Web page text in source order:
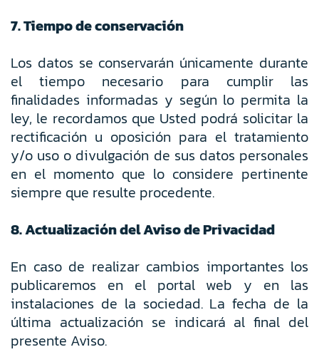
7. Tiempo de conservación
Los datos se conservarán únicamente durante
el tiempo necesario para cumplir las
finalidades informadas y según lo permita la
ley, le recordamos que Usted podrá solicitar la
rectificación u oposición para el tratamiento
y/o uso o divulgación de sus datos personales
en el momento que lo considere pertinente
siempre que resulte procedente.
8. Actualización del Aviso de Privacidad
En caso de realizar cambios importantes los
publicaremos en el portal web y en las
instalaciones de la sociedad. La fecha de la
última actualización se indicará al final del
presente Aviso.